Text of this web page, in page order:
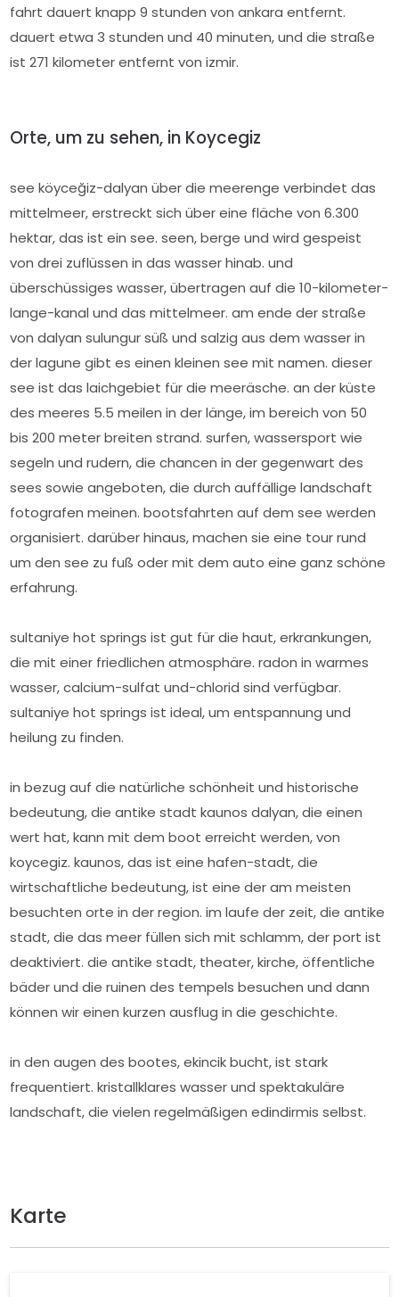
fahrt dauert knapp 9 stunden von ankara entfernt.
dauert etwa 3 stunden und 40 minuten, und die straße
ist 271 kilometer entfernt von izmir.
Orte, um zu sehen, in Koycegiz
see köyceğiz-dalyan über die meerenge verbindet das
mittelmeer, erstreckt sich über eine fläche von 6.300
hektar, das ist ein see. seen, berge und wird gespeist
von drei zuflüssen in das wasser hinab. und
überschüssiges wasser, übertragen auf die 10-kilometer-
lange-kanal und das mittelmeer. am ende der straße
von dalyan sulungur süß und salzig aus dem wasser in
der lagune gibt es einen kleinen see mit namen. dieser
see ist das laichgebiet für die meeräsche. an der küste
des meeres 5.5 meilen in der länge, im bereich von 50
bis 200 meter breiten strand. surfen, wassersport wie
segeln und rudern, die chancen in der gegenwart des
sees sowie angeboten, die durch auffällige landschaft
fotografen meinen. bootsfahrten auf dem see werden
organisiert. darüber hinaus, machen sie eine tour rund
um den see zu fuß oder mit dem auto eine ganz schöne
erfahrung.
sultaniye hot springs ist gut für die haut, erkrankungen,
die mit einer friedlichen atmosphäre. radon in warmes
wasser, calcium-sulfat und-chlorid sind verfügbar.
sultaniye hot springs ist ideal, um entspannung und
heilung zu finden.
in bezug auf die natürliche schönheit und historische
bedeutung, die antike stadt kaunos dalyan, die einen
wert hat, kann mit dem boot erreicht werden, von
koycegiz. kaunos, das ist eine hafen-stadt, die
wirtschaftliche bedeutung, ist eine der am meisten
besuchten orte in der region. im laufe der zeit, die antike
stadt, die das meer füllen sich mit schlamm, der port ist
deaktiviert. die antike stadt, theater, kirche, öffentliche
bäder und die ruinen des tempels besuchen und dann
können wir einen kurzen ausflug in die geschichte.
in den augen des bootes, ekincik bucht, ist stark
frequentiert. kristallklares wasser und spektakuläre
landschaft, die vielen regelmäßigen edindirmis selbst.
Karte